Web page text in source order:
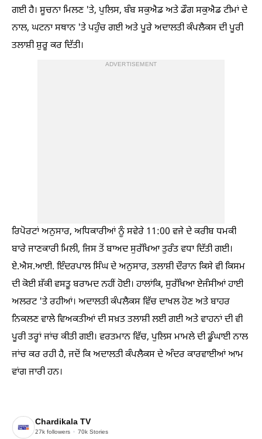
ਗਈ ਹੈ। ਸੂਚਨਾ ਮਿਲਣ 'ਤੇ, ਪੁਲਿਸ, ਬੰਬ ਸਕੁਐਡ ਅਤੇ ਡੌਗ ਸਕੁਐਡ ਟੀਮਾਂ ਦੇ
ਨਾਲ, ਘਟਨਾ ਸਥਾਨ 'ਤੇ ਪਹੁੰਚ ਗਈ ਅਤੇ ਪੂਰੇ ਅਦਾਲਤੀ ਕੰਪਲੈਕਸ ਦੀ ਪੂਰੀ
ਤਲਾਸ਼ੀ ਸ਼ੁਰੂ ਕਰ ਦਿੱਤੀ।
ADVERTISEMENT
ਰਿਪੋਰਟਾਂ ਅਨੁਸਾਰ, ਅਧਿਕਾਰੀਆਂ ਨੂੰ ਸਵੇਰੇ 11:00 ਵਜੇ ਦੇ ਕਰੀਬ ਧਮਕੀ
ਬਾਰੇ ਜਾਣਕਾਰੀ ਮਿਲੀ, ਜਿਸ ਤੋਂ ਬਾਅਦ ਸੁਰੱਖਿਆ ਤੁਰੰਤ ਵਧਾ ਦਿੱਤੀ ਗਈ।
ਏ.ਐਸ.ਆਈ. ਇੰਦਰਪਾਲ ਸਿੰਘ ਦੇ ਅਨੁਸਾਰ, ਤਲਾਸ਼ੀ ਦੌਰਾਨ ਕਿਸੇ ਵੀ ਕਿਸਮ
ਦੀ ਕੋਈ ਸ਼ੱਕੀ ਵਸਤੂ ਬਰਾਮਦ ਨਹੀਂ ਹੋਈ। ਹਾਲਾਂਕਿ, ਸੁਰੱਖਿਆ ਏਜੰਸੀਆਂ ਹਾਈ
ਅਲਰਟ 'ਤੇ ਰਹੀਆਂ। ਅਦਾਲਤੀ ਕੰਪਲੈਕਸ ਵਿੱਚ ਦਾਖਲ ਹੋਣ ਅਤੇ ਬਾਹਰ
ਨਿਕਲਣ ਵਾਲੇ ਵਿਅਕਤੀਆਂ ਦੀ ਸਖ਼ਤ ਤਲਾਸ਼ੀ ਲਈ ਗਈ ਅਤੇ ਵਾਹਨਾਂ ਦੀ ਵੀ
ਪੂਰੀ ਤਰ੍ਹਾਂ ਜਾਂਚ ਕੀਤੀ ਗਈ। ਵਰਤਮਾਨ ਵਿੱਚ, ਪੁਲਿਸ ਮਾਮਲੇ ਦੀ ਡੂੰਘਾਈ ਨਾਲ
ਜਾਂਚ ਕਰ ਰਹੀ ਹੈ, ਜਦੋਂ ਕਿ ਅਦਾਲਤੀ ਕੰਪਲੈਕਸ ਦੇ ਅੰਦਰ ਕਾਰਵਾਈਆਂ ਆਮ
ਵਾਂਗ ਜਾਰੀ ਹਨ।
Chardikala TV
27k followers 70k Stories